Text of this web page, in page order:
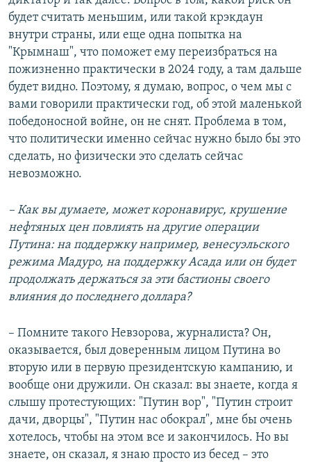
будет считать меньшим, или такой крэкдаун
внутри страны, или еще одна попытка на
"Крымнаш", что поможет ему переизбраться на
пожизненно практически в 2024 году, а там дальше
будет видно. Поэтому, я думаю, вопрос, о чем мы с
вами говорили практически год, об этой маленькой
победоносной войне, он не снят. Проблема в том,
что политически именно сейчас нужно было бы это
сделать, но физически это сделать сейчас
невозможно.
– Как вы думаете, может коронавирус, крушение
нефтяных цен повлиять на другие операции
Путина: на поддержку например, венесуэльского
режима Мадуро, на поддержку Асада или он будет
продолжать держаться за эти бастионы своего
влияния до последнего доллара?
– Помните такого Невзорова, журналиста? Он,
оказывается, был доверенным лицом Путина во
вторую или в первую президентскую кампанию, и
вообще они дружили. Он сказал: вы знаете, когда я
слышу протестующих: "Путин вор", "Путин строит
дачи, дворцы", "Путин нас обокрал", мне бы очень
хотелось, чтобы на этом все и закончилось. Но вы
знаете, он сказал, я знаю просто из бесед – это